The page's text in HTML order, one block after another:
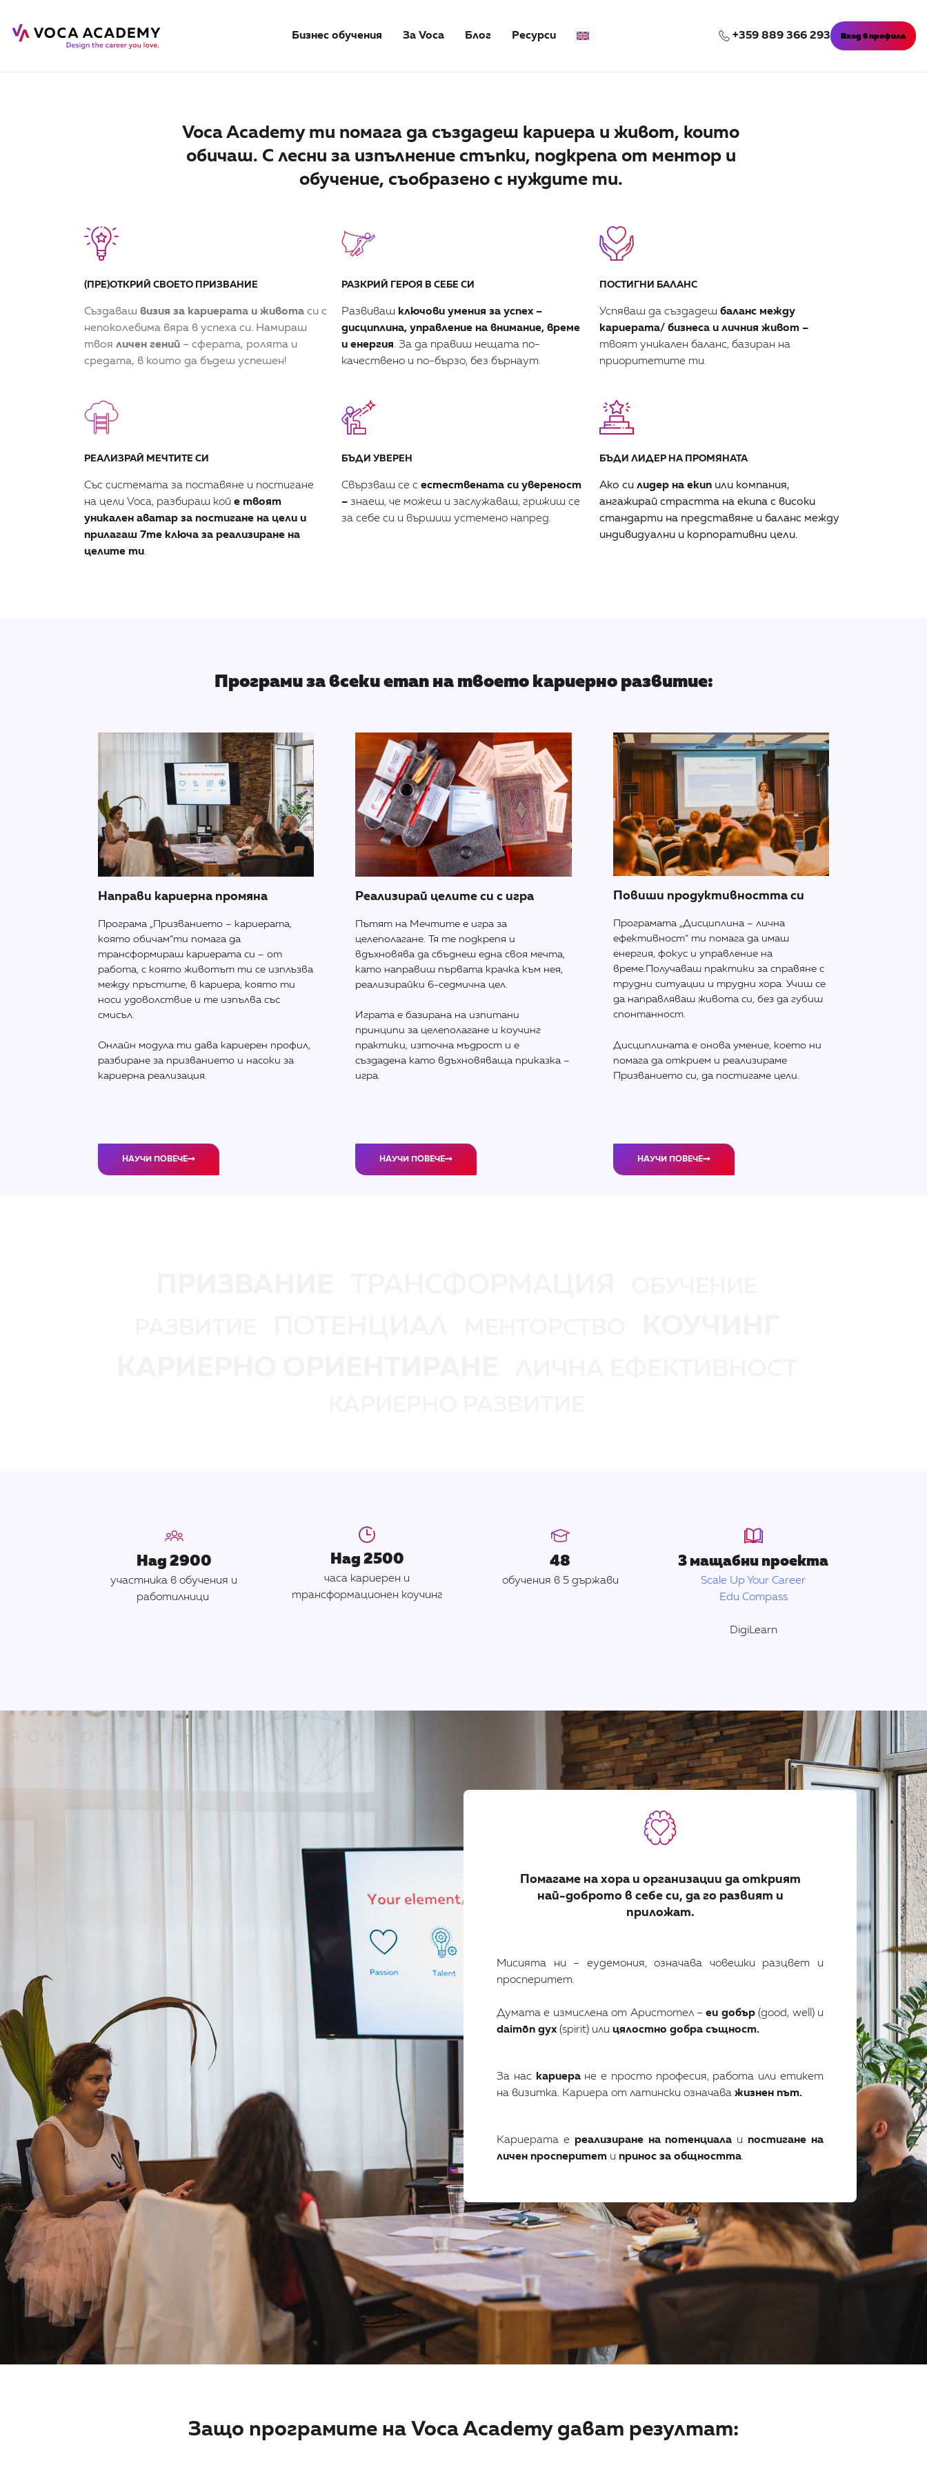
Бизнес обучения За Voca Блог Ресурси +359 889 366 293 Вход в профила
Voca Academy ти помага да създадеш кариера и живот, които
обичаш. С лесни за изпълнение стъпки, подкрепа от ментор и
обучение, съобразено с нуждите ти.
(ПРЕ)ОТКРИЙ СВОЕТО ПРИЗВАНИЕ
Създаваш визия за кариерата и живота си с
непоколебима вяра в успеха си. Намираш
твоя личен гений – сферата, ролята и
средата, в които да бъдеш успешен!
РАЗКРИЙ ГЕРОЯ В СЕБЕ СИ
Развиваш ключови умения за успех –
дисциплина, управление на внимание, време
и енергия. За да правиш нещата по-
качествено и по-бързо, без бърнаут.
ПОСТИГНИ БАЛАНС
Успяваш да създадеш баланс между
кариерата/ бизнеса и личния живот –
твоят уникален баланс, базиран на
приоритетите ти.
РЕАЛИЗРАЙ МЕЧТИТЕ СИ
Със системата за поставяне и постигане
на цели Voca, разбираш кой е твоят
уникален аватар за постигане на цели и
прилагаш 7те ключа за реализиране на
целите ти.
БЪДИ УВЕРЕН
Свързваш се сестествената си увереност
– знаеш, че можеш и заслужаваш, грижиш се
за себе си и вършиш устемено напред.
БЪДИ ЛИДЕР НА ПРОМЯНАТА
Ако си лидер на екипили компания,
ангажирай страстта на екипа с високи
стандарти на представяне и баланс между
индивидуални и корпоративни цели.
Програми за всеки етап на твоето кариерно развитие:
Направи кариерна промяна
Програма „Призванието – кариерата,
която обичам“ти помага да
трансформираш кариерата си – от
работа, с която животът ти се изплъзва
между пръстите, в кариера, която ти
носи удоволствие и те изпълва със
смисъл.
Онлайн модула ти дава кариерен профил,
разбиране за призванието и насоки за
кариерна реализация.
НАУЧИ ПОВЕЧЕ
Реализирай целите си с игра
Пътят на Мечтите е игра за
целеполагане. Тя те подкрепя и
вдъхновява да сбъднеш една своя мечта,
като направиш първата крачка към нея,
реализирайки 6-седмична цел.
Играта е базирана на изпитани
принципи за целеполагане и коучинг
практики, източна мъдрост и е
създадена като вдъхновяваща приказка –
игра.
НАУЧИ ПОВЕЧЕ
Повиши продуктивността си
Програмата „Дисциплина – лична
ефективност“ ти помага да имаш
енергия, фокус и управление на
време.Получаваш практики за справяне с
трудни ситуации и трудни хора. Учиш се
да направляваш живота си, без да губиш
спонтанност.
Дисциплината е онова умение, което ни
помага да открием и реализираме
Призванието си, да постигаме цели.
НАУЧИ ПОВЕЧЕ
Над 2900
участника в обучения и
работилници
Над 2500
часа кариерен и
трансформационен коучинг
48
обучения в 5 държави
3 мащабни проекта
Scale Up Your Career
Edu Compass
DigiLearn
Помагаме на хора и организации да открият
най-доброто в себе си, да го развият и
приложат.
Мисията ни – еудемония, означава човешки разцвет и
просперитет.
Думата е измислена от Аристотел –eu добър(good, well) и
daimōn дух(spirit) или цялостно добра същност.
За нас кариеране е просто професия, работа или етикет
на визитка. Кариера от латински означава жизнен път.
Кариерата е реализиране на потенциала и постигане на
личен просперитет и принос за общността.
Защо програмите на Voca Academy дават резултат: